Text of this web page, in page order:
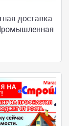
доставка